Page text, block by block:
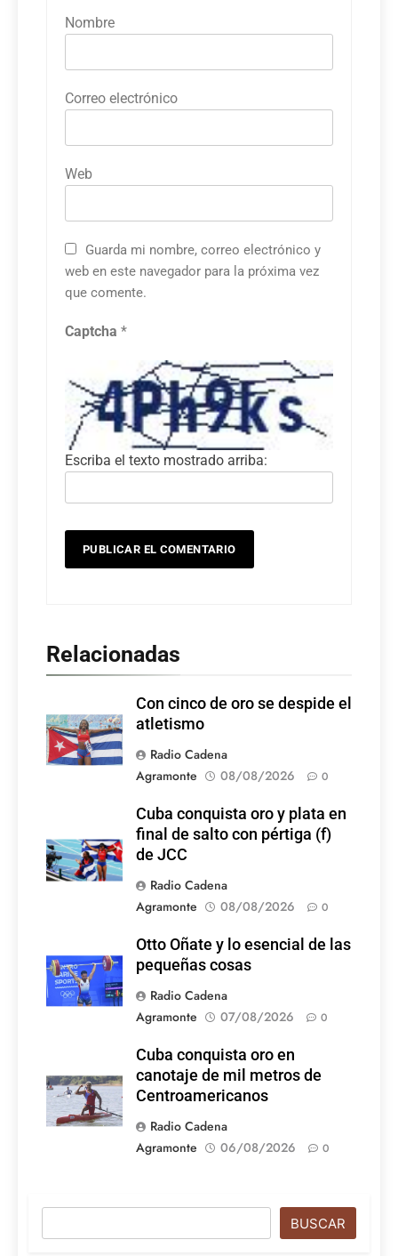
Nombre
Correo electrónico
Web
Guarda mi nombre, correo electrónico y
web en este navegador para la próxima vez
que comente.
Captcha *
Escriba el texto mostrado arriba:
Relacionadas
Con cinco de oro se despide el
atletismo
Radio Cadena
Agramonte
08/08/2026 0
Cuba conquista oro y plata en
final de salto con pértiga (f)
de JCC
Radio Cadena
Agramonte
08/08/2026 0
Otto Oñate y lo esencial de las
pequeñas cosas
Radio Cadena
Agramonte
07/08/2026 0
Cuba conquista oro en
canotaje de mil metros de
Centroamericanos
Radio Cadena
Agramonte
06/08/2026 0
BUSCAR